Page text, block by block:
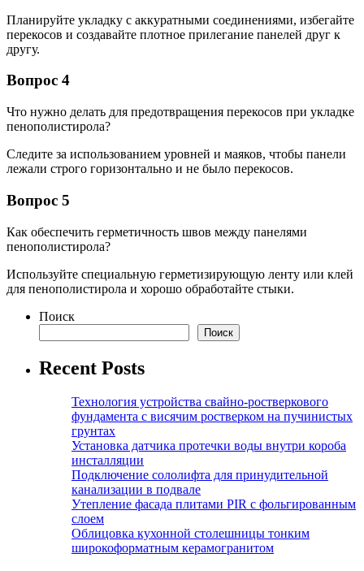
Планируйте укладку с аккуратными соединениями, избегайте
перекосов и создавайте плотное прилегание панелей друг к
другу.
Вопрос 4
Что нужно делать для предотвращения перекосов при укладке
пенополистирола?
Следите за использованием уровней и маяков, чтобы панели
лежали строго горизонтально и не было перекосов.
Вопрос 5
Как обеспечить герметичность швов между панелями
пенополистирола?
Используйте специальную герметизирующую ленту или клей
для пенополистирола и хорошо обработайте стыки.
Поиск
Поиск
Recent Posts
Технология устройства свайно-ростверкового
фундамента с висячим ростверком на пучинистых
грунтах
Установка датчика протечки воды внутри короба
инсталляции
Подключение сололифта для принудительной
канализации в подвале
Утепление фасада плитами PIR с фольгированным
слоем
Облицовка кухонной столешницы тонким
широкоформатным керамогранитом